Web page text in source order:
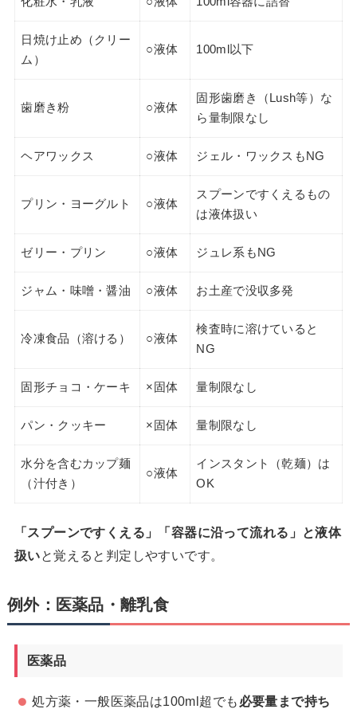
日焼け止め（クリー
ム）
○液体 100ml以下
歯磨き粉 ○液体
固形歯磨き（Lush等）な
ら量制限なし
ヘアワックス ○液体 ジェル・ワックスもNG
プリン・ヨーグルト ○液体
スプーンですくえるもの
は液体扱い
ゼリー・プリン ○液体 ジュレ系もNG
ジャム・味噌・醤油 ○液体 お土産で没収多発
冷凍食品（溶ける） ○液体
検査時に溶けていると
NG
固形チョコ・ケーキ ×固体 量制限なし
パン・クッキー ×固体 量制限なし
水分を含むカップ麺
（汁付き）
○液体
インスタント（乾麺）は
OK
「スプーンですくえる」「容器に沿って流れる」と液体
扱いと覚えると判定しやすいです。
例外：医薬品・離乳食
医薬品
処方薬・一般医薬品は100ml超でも 必要量まで持ち